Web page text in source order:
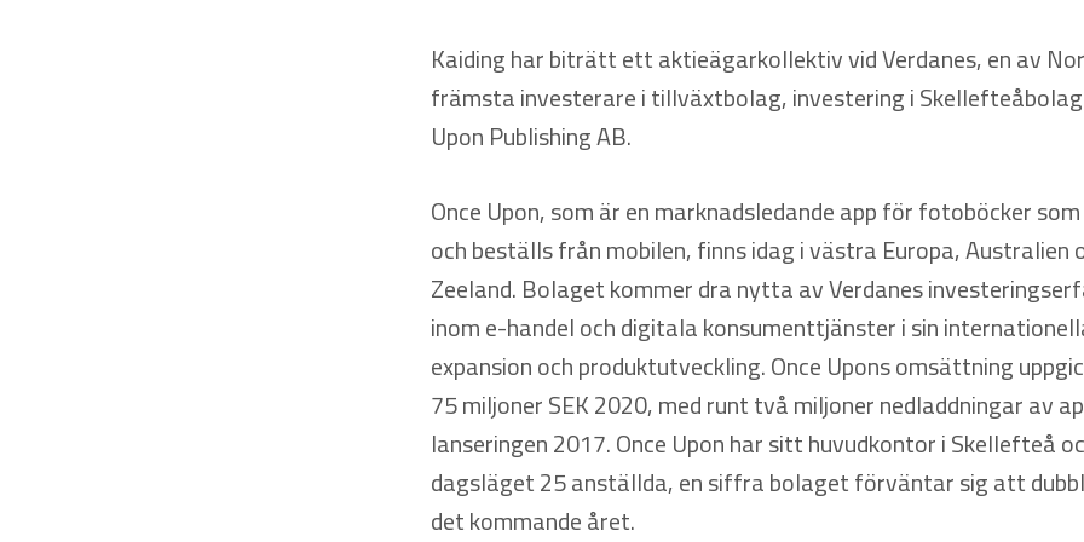
Kaiding har biträtt ett aktieägarkollektiv vid Verdanes, en av
främsta investerare i tillväxtbolag, investering i
Upon Publishing AB.
Once Upon, som är en marknadsledande app för fotoböcker
och beställs från mobilen, finns idag i västra Europa, Australien
Zeeland. Bolaget kommer dra nytta av Verdanes
inom e-handel och digitala konsumenttjänster i sin
expansion och produktutveckling. Once Upons omsättning
75 miljoner SEK 2020, med runt två miljoner nedladdningar av
lanseringen 2017. Once Upon har sitt huvudkontor i Skellefteå
dagsläget 25 anställda, en siffra bolaget förväntar sig att
det kommande året.